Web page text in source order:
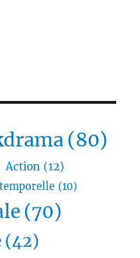
(80)
Action (12)
(10)
(70)
(42)